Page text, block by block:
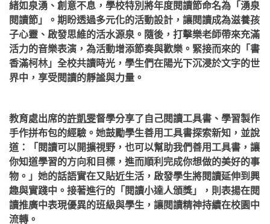
緒如泉湧、創意不息，學校特別將年度閱讀節命名為「湧泉
閱讀節」。期盼透過多元化的活動設計，讓閱讀成為滋養孩
子心靈、啟發思維的活水源泉。 隨後，打擊樂老師帶來充滿
活力的音樂表演，為活動增添節奏與歡樂。緊接而來的「書
香滿柯林」全校共讀時光，學生們在陽光下沉浸於文字的世
界中，享受閱讀的靜謐與力量。
教育處出席的許凱雯督學分享了自己閱讀工具書、學習製作
手作拼布包的經驗。她鼓勵學生善用工具書探索新知，並說
道：「閱讀可以開擴視野，也可以幫助我們善用工具書，讓
你知道學習的方向和目標，進而順利完成你想做的美好的事
物。」她的話語實在又貼近生活，啟發學生將閱讀延伸到興
趣與實踐中。接著進行的「閱讀小達人頒獎」，則表揚在閱
讀推廣中表現優異的班級與學生，讓閱讀精神持續在校園中
流轉。